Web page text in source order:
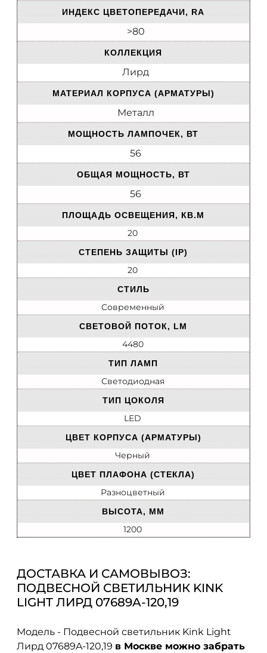
ИНДЕКС ЦВЕТОПЕРЕДАЧИ, RA
>80
КОЛЛЕКЦИЯ
Лирд
МАТЕРИАЛ КОРПУСА (АРМАТУРЫ)
Металл
МОЩНОСТЬ ЛАМПОЧЕК, ВТ
56
ОБЩАЯ МОЩНОСТЬ, ВТ
56
ПЛОЩАДЬ ОСВЕЩЕНИЯ, КВ.М
20
СТЕПЕНЬ ЗАЩИТЫ (IP)
20
СТИЛЬ
Современный
СВЕТОВОЙ ПОТОК, LM
4480
ТИП ЛАМП
Светодиодная
ТИП ЦОКОЛЯ
LED
ЦВЕТ КОРПУСА (АРМАТУРЫ)
Черный
ЦВЕТ ПЛАФОНА (СТЕКЛА)
Разноцветный
ВЫСОТА, ММ
1200
ДОСТАВКА И САМОВЫВОЗ:
ПОДВЕСНОЙ СВЕТИЛЬНИК KINK
LIGHT ЛИРД 07689A-120,19
Модель - Подвесной светильник Kink Light
Лирд 07689A-120,19 в Москве можно забрать